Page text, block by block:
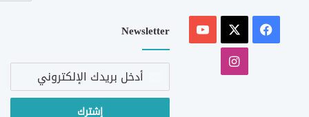
فيسبوك
‫YouTube
انستقرام
Newsletter
أدخل
الإلكتروني